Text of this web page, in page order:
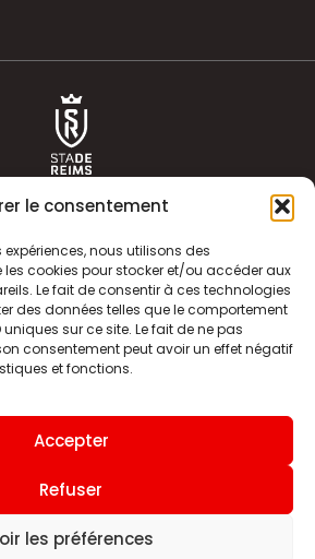
le consentement
expériences, nous utilisons des
cookies pour stocker et/ou accéder aux
Le fait de consentir à ces technologies
des données telles que le comportement
sur ce site. Le fait de ne pas
consentement peut avoir un effet négatif
et fonctions.
Accepter
Refuser
les préférences
HISTOIRE
ÉQUIPE PREMIERE
INFOS ET CONTACT